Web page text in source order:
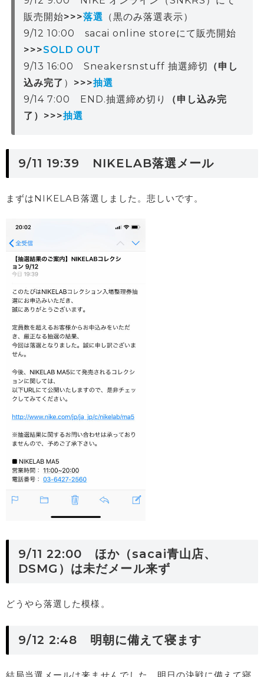
販売開始>>>落選 （黒のみ落選表示）
9/12 10:00 sacai online storeにて販売開始
>>>SOLD OUT
9/13 16:00 Sneakersnstuff 抽選締切
（申し
込み完了 ） >>>抽選
9/14 7:00 END.抽選締め切り
（申し込み完
了）>>>抽選
9/11 19:39 NIKELAB落選メール
まずはNIKELAB落選しました。悲しいです。
9/11 22:00 ほか（sacai青山店、
DSMG）は未だメール来ず
どうやら落選した模様。
9/12 2:48 明朝に備えて寝ます